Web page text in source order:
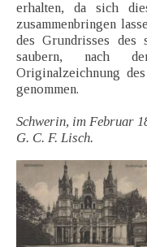
erhalten, da sich
zusammenbringen
des Grundrisses des
saubern, nach
Originalzeichnung
genommen.
Schwerin, im Februar
G. C. F. Lisch.